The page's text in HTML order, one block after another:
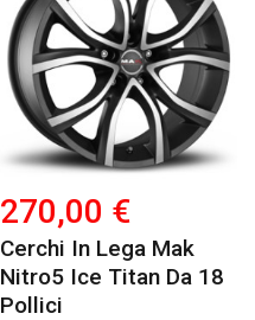
270,00 €
Cerchi In Lega Mak
Nitro5 Ice Titan Da 18
Pollici